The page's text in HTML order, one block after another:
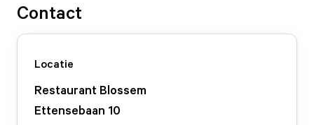
Contact
Locatie
Restaurant Blossem
Ettensebaan 10